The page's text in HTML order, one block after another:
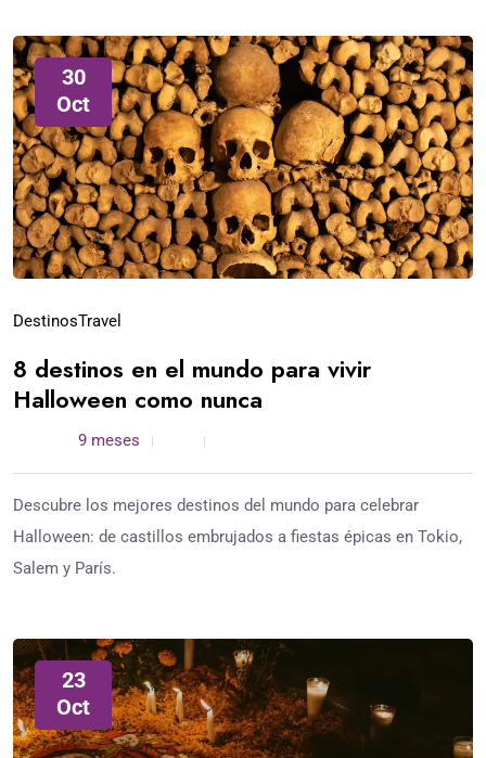
30
Oct
DestinosTravel
8 destinos en el mundo para vivir
Halloween como nunca
9 meses
Descubre los mejores destinos del mundo para celebrar
Halloween: de castillos embrujados a fiestas épicas en Tokio,
Salem y París.
23
Oct